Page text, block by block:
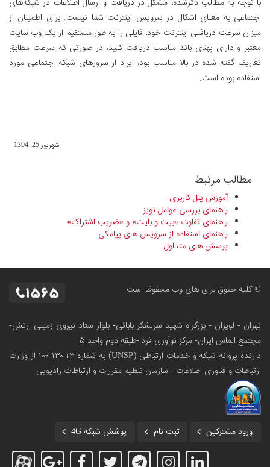
اجتماعی به معنای اشکال در سرویس اینترنت شما نیست. برای اطمینان از
میزان سرعت دریافتی اینترنت خود، فایلی را به طور مستقیم از یک وب سایت
معتبر و دارای پهنای باند مناسب دریافت کنید، در صورتی که سرعت مطابق
تعاریف گفته شده در بالا مناسب بود، ایراد از سرورهای شبکه اجتماعی مورد
استفاده بوده است.
شهریور 25, 1394
مطالب مرتبط
آموزش پنل کاربری
راهنمای بررسی عوامل نویز
راهنمای تفاوت «بیت و بایت» و «ضریب اشتراک»
راهنمای استفاده از سرویس های پیامکی
پرسش های متداول
© کلیه حقوق برای های وب محفوظ است
تهران - لویزان - بزرگراه شهید سرلشگر بابائی- بلوار ستاد نیروی زمینی ارتش-
مجتمع الماس ایران- مرکز نوآوری فردا-طبقه دوم واحد ۵
دارنده پروانه شبکه و خدمات ارتباطی (UNSP) به شماره ۱۳-۱۳۰-۱۰۰
از وزارت
ارتباطات و فناوری اطلاعات - سازمان تنظیم مقررات و ارتباطات رادیویی
ورود مشترکین ثبت نام پوشش شبکه 4G